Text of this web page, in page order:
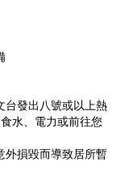
台發出八號或以上熱
水、電力或前往您
外損毀而導致居所暫